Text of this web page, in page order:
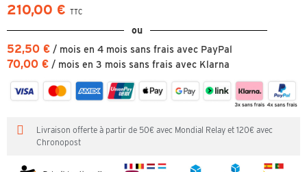
210,00 € TTC
ou
52,50 € / mois en 4 mois sans frais avec PayPal
70,00 € / mois en 3 mois sans frais avec Klarna
Livraison offerte à partir de 50€ avec Mondial Relay et 120€ avec
Chronopost